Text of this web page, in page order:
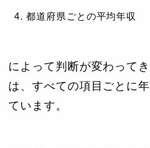
都道府県ごとの平均年収
によって判断が変わって
は、すべての項目ごとに
ています。